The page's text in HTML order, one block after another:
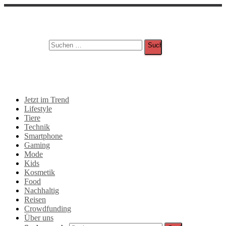
Jetzt im Trend
Lifestyle
Tiere
Technik
Smartphone
Gaming
Mode
Kids
Kosmetik
Food
Nachhaltig
Reisen
Crowdfunding
Über uns